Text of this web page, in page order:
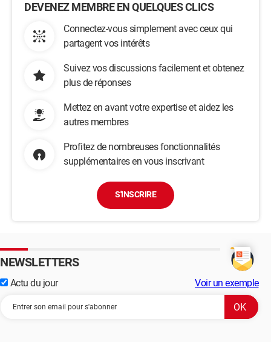
DEVENEZ MEMBRE EN QUELQUES CLICS
Connectez-vous simplement avec ceux qui
partagent vos intérêts
Suivez vos discussions facilement et obtenez
plus de réponses
Mettez en avant votre expertise et aidez les
autres membres
Profitez de nombreuses fonctionnalités
supplémentaires en vous inscrivant
S'INSCRIRE
NEWSLETTERS
Actu du jour Voir un exemple